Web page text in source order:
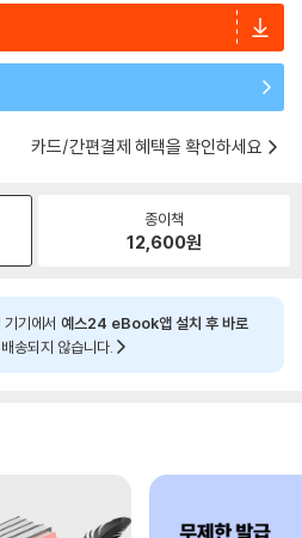
카드/간편결제 혜택을 확인하세요
종이책
12,600원
기에서 예스24 eBook앱 설치 후 바로
송되지 않습니다.